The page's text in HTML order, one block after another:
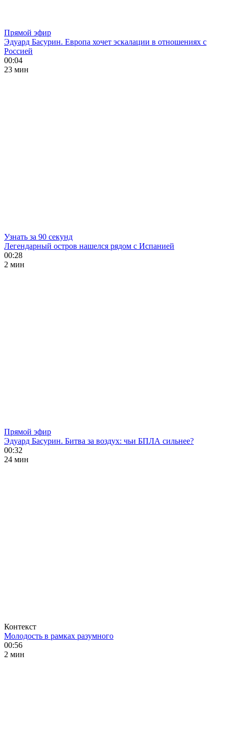
Прямой эфир
Эдуард Басурин. Европа хочет эскалации в отношениях с
Россией
00:04
23 мин
Узнать за 90 секунд
Легендарный остров нашелся рядом с Испанией
00:28
2 мин
Прямой эфир
Эдуард Басурин. Битва за воздух: чьи БПЛА сильнее?
00:32
24 мин
Контекст
Молодость в рамках разумного
00:56
2 мин